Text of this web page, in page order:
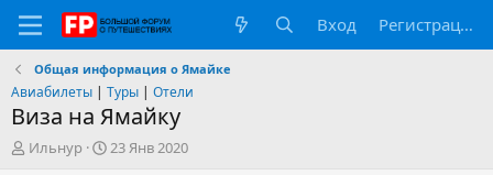
Вход Регистрация
Общая информация о Ямайке
Авиабилеты | Туры | Отели
Виза на Ямайку
А
Ильнур
Д
23 Янв 2020